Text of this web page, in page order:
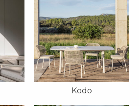
Kodo